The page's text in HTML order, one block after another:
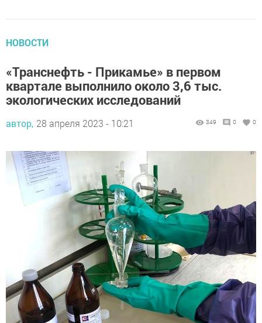
НОВОСТИ
«Транснефть - Прикамье» в первом
квартале выполнило около 3,6 тыс.
экологических исследований
автор, 28 апреля 2023 - 10:21